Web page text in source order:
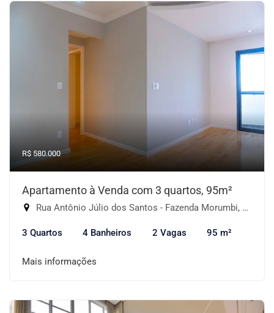
R$ 580.000
Apartamento à Venda com 3 quartos, 95m²
Rua Antônio Júlio dos Santos - Fazenda Morumbi, São Paulo-SP
3 Quartos 4 Banheiros 2 Vagas 95 m²
Mais informações